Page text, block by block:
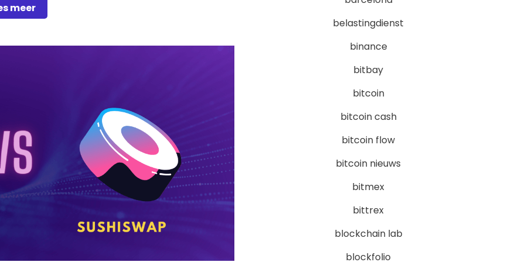
meer
belastingdienst
binance
bitbay
bitcoin
bitcoin cash
bitcoin flow
bitcoin nieuws
bitmex
bittrex
blockchain lab
blockfolio